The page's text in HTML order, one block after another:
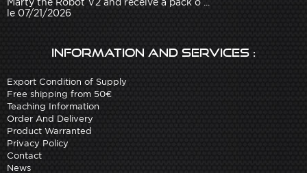
le 07/21/2026
Information and services :
Export Condition of Supply
Free shipping from 50€
Teaching Information
Order And Delivery
Product Warranted
Privacy Policy
Contact
News